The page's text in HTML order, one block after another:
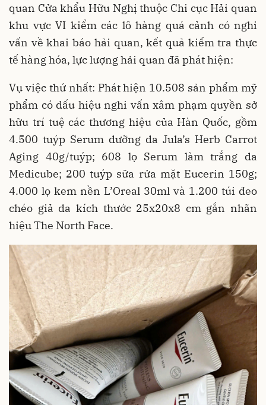
quan Cửa khẩu Hữu Nghị thuộc Chi cục Hải quan
khu vực VI kiểm các lô hàng quá cảnh có nghi
vấn về khai báo hải quan, kết quả kiểm tra thực
tế hàng hóa, lực lượng hải quan đã phát hiện:
Vụ việc thứ nhất: Phát hiện 10.508 sản phẩm mỹ
phẩm có dấu hiệu nghi vấn xâm phạm quyền sở
hữu trí tuệ các thương hiệu của Hàn Quốc, gồm
4.500 tuýp Serum dưỡng da Jula’s Herb Carrot
Aging 40g/tuýp; 608 lọ Serum làm trắng da
Medicube; 200 tuýp sữa rửa mặt Eucerin 150g;
4.000 lọ kem nền L’Oreal 30ml và 1.200 túi đeo
chéo giả da kích thước 25x20x8 cm gắn nhãn
hiệu The North Face.